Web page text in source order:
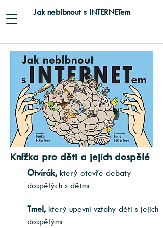
Jak neblbnout s INTERNETem
Knížka pro děti a jejich dospělé
Otvírák,který otevře debaty
dospělých s dětmi.
Tmel,který upevní vztahy dětí s jejich
dospělými.